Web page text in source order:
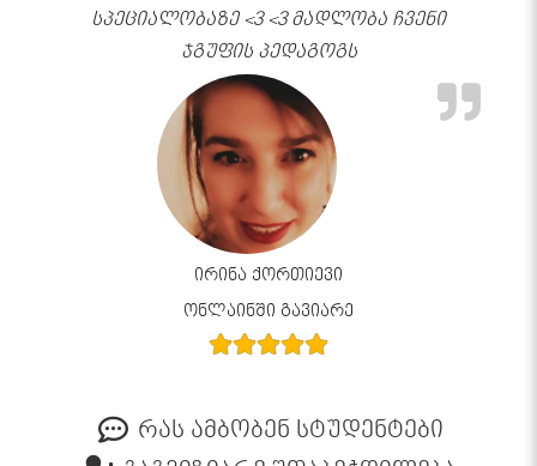
სპეციალობაზე <3 <3 მადლობა ჩვენი
ჯგუფის პედაგოგს
ირინა ქორთიევი
ონლაინში გავიარე
რას ამბობენ სტუდენტები